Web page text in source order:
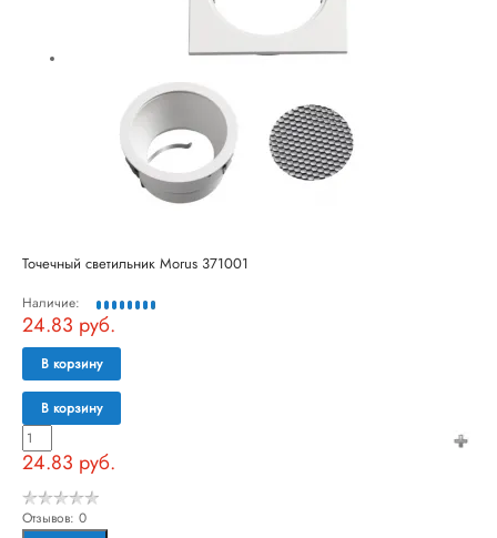
Точечный светильник Morus 371001
Наличие:
24.83 руб.
В корзину
В корзину
24.83 руб.
Отзывов: 0